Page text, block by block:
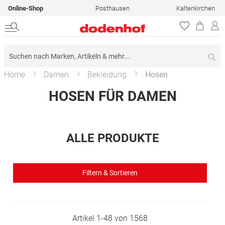
Online-Shop Posthausen Kaltenkirchen
Home Damen Bekleidung Hosen
HOSEN FÜR DAMEN
ALLE PRODUKTE
Filtern & Sortieren
Artikel 1-48 von 1568